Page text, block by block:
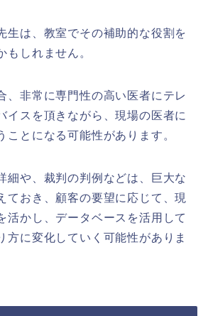
生は、教室でその補助的な役割を
もしれません。
、非常に専門性の高い医者にテレ
イスを頂きながら、現場の医者に
ことになる可能性があります。
細や、裁判の判例などは、巨大な
ておき、顧客の要望に応じて、現
活かし、データベースを活用して
方に変化していく可能性がありま